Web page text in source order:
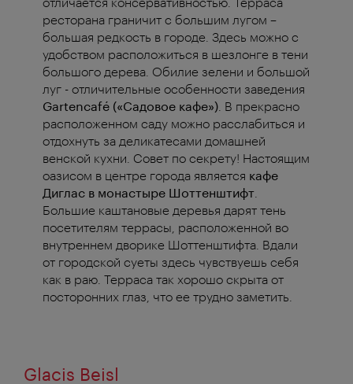
ресторана граничит с большим лугом –
большая редкость в городе. Здесь можно с
удобством расположиться в шезлонге в тени
большого дерева. Обилие зелени и большой
луг - отличительные особенности заведения
Gartencafé («Садовое кафе») . В прекрасно
расположенном саду можно расслабиться и
отдохнуть за деликатесами домашней
венской кухни. Совет по секрету! Настоящим
оазисом в центре города является кафе
Диглас в монастыре Шоттенштифт
Большие каштановые деревья дарят тень
посетителям террасы, расположенной во
внутреннем дворике Шоттенштифта. Вдали
от городской суеты здесь чувствуешь себя
как в раю. Терраса так хорошо скрыта от
посторонних глаз, что ее трудно заметить.
Glacis Beisl